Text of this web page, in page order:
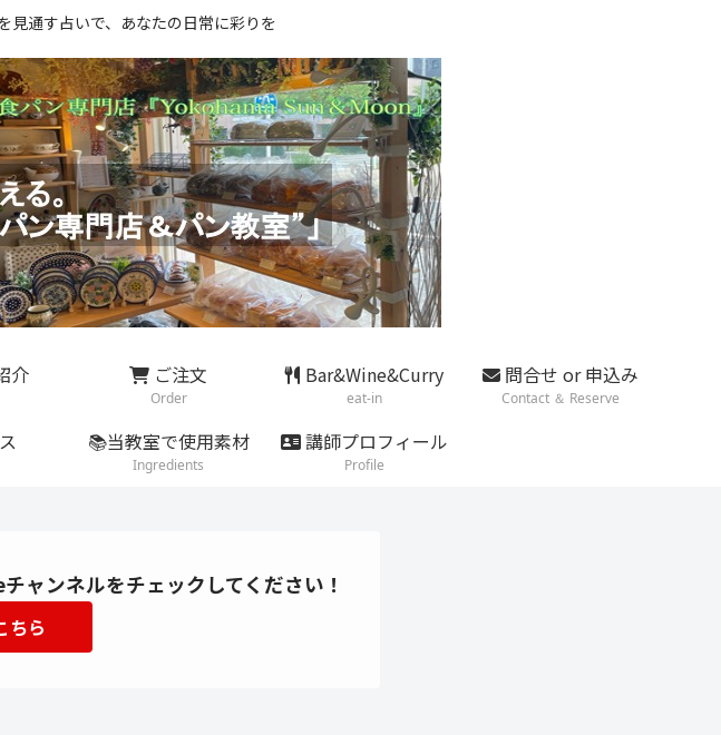
見通す占いで、あなたの日常に彩りを
介 ご注文
Order
Bar&Wine&Curry
eat-in
問合せ or 申込み
Contact ＆ Reserve
📚当教室で使用素材
Ingredients
講師プロフィール
Profile
ャンネルをチェックしてください！
ちら